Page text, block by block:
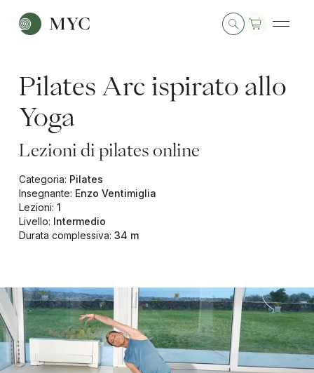
Pilates Arc ispirato allo
Yoga
Lezioni di pilates online
Categoria: Pilates
Insegnante: Enzo Ventimiglia
Lezioni: 1
Livello: Intermedio
Durata complessiva: 34 m